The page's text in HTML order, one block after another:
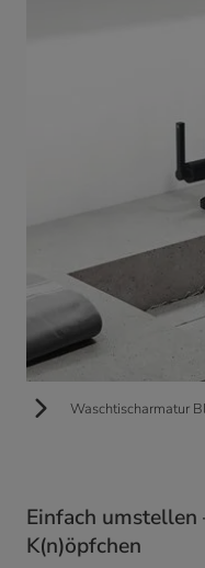
Waschtischarmatur
Einfach
K(n)öpfchen